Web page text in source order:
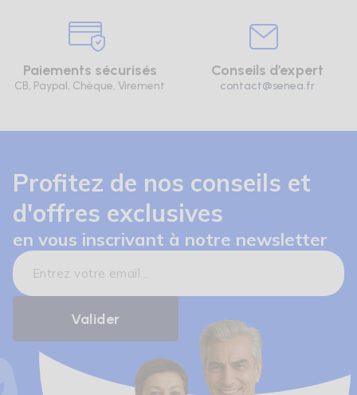
Paiements sécurisés
CB, Paypal, Chèque, Virement
Conseils d’expert
contact@senea.fr
Profitez de nos conseils et
d'offres exclusives
en vous inscrivant à notre newsletter